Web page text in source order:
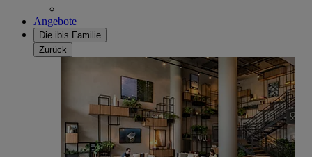
Angebote
Die ibis Familie
Zurück